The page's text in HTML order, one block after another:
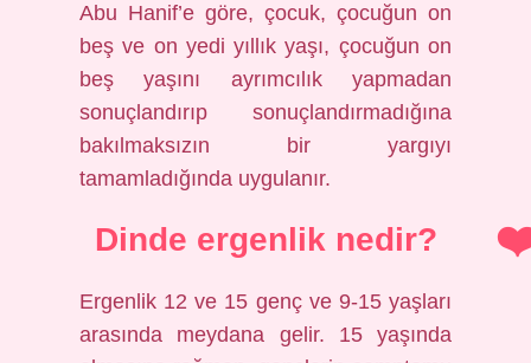
Abu Hanif’e göre, çocuk, çocuğun on
beş ve on yedi yıllık yaşı, çocuğun on
beş yaşını ayrımcılık yapmadan
sonuçlandırıp sonuçlandırmadığına
bakılmaksızın bir yargıyı
tamamladığında uygulanır.
Dinde ergenlik nedir?
Ergenlik 12 ve 15 genç ve 9-15 yaşları
arasında meydana gelir. 15 yaşında